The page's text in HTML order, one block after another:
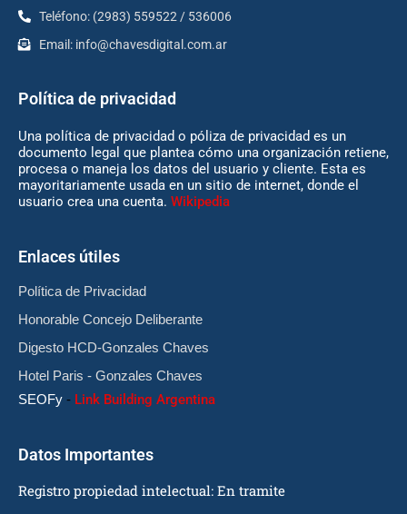
Teléfono: (2983) 559522 / 536006
Email: info@chavesdigital.com.ar
Política de privacidad
Una política de privacidad o póliza de privacidad es un
documento legal que plantea cómo una organización retiene,
procesa o maneja los datos del usuario y cliente. Esta es
mayoritariamente usada en un sitio de internet, donde el
usuario crea una cuenta. Wikipedia
Enlaces útiles
Política de Privacidad
Honorable Concejo Deliberante
Digesto HCD-Gonzales Chaves
Hotel Paris - Gonzales Chaves
SEOFy - Link Building Argentina
Datos Importantes
Registro propiedad intelectual: En tramite